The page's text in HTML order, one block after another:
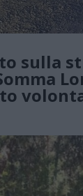
sulla